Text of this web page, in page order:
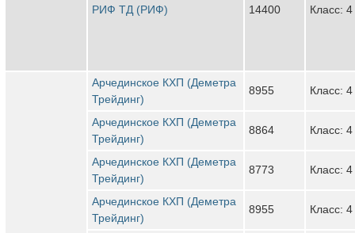
РИФ ТД (РИФ) 14400 Класс: 4
Арчединское КХП (Деметра
Трейдинг)
8955 Класс: 4
Арчединское КХП (Деметра
Трейдинг)
8864 Класс: 4
Арчединское КХП (Деметра
Трейдинг)
8773 Класс: 4
Арчединское КХП (Деметра
Трейдинг)
8955 Класс: 4